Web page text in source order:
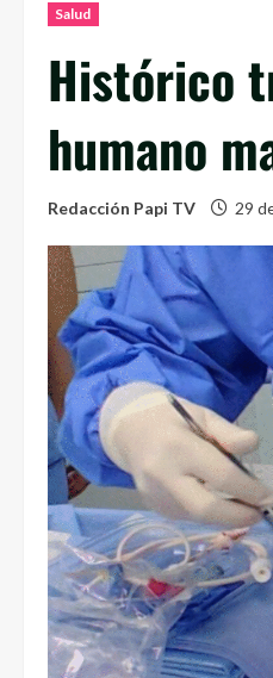
Salud
Histórico
humano
Redacción Papi TV 29